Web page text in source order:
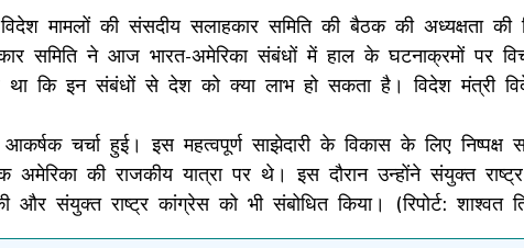
मामलों की संसदीय सलाहकार समिति की बैठक की अध्यक्षता
समिति ने आज भारत-अमेरिका संबंधों में हाल के घटनाक्रमों पर
कि इन संबंधों से देश को क्या लाभ हो सकता है। विदेश मंत्री
चर्चा हुई। इस महत्वपूर्ण साझेदारी के विकास के लिए निष्पक्ष
की राजकीय यात्रा पर थे। इस दौरान उन्होंने संयुक्त
और संयुक्त राष्ट्र कांग्रेस को भी संबोधित किया। (रिपोर्ट: शाश्वत